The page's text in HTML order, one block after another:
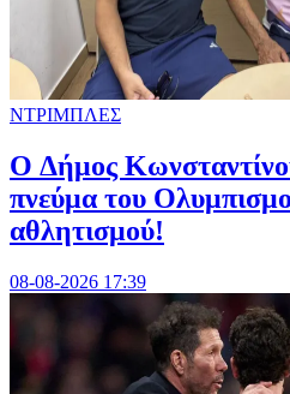
ΝΤΡΙΜΠΛΕΣ
O Δήμος
πνεύμα του
αθλητισμού!
08-08-2026 17:39